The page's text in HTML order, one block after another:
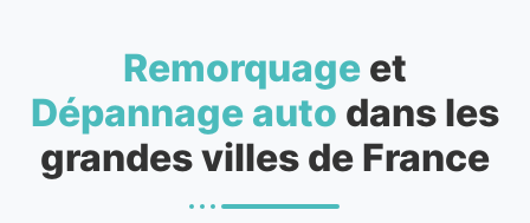
Remorquage et
Dépannage auto dans les
grandes villes de France